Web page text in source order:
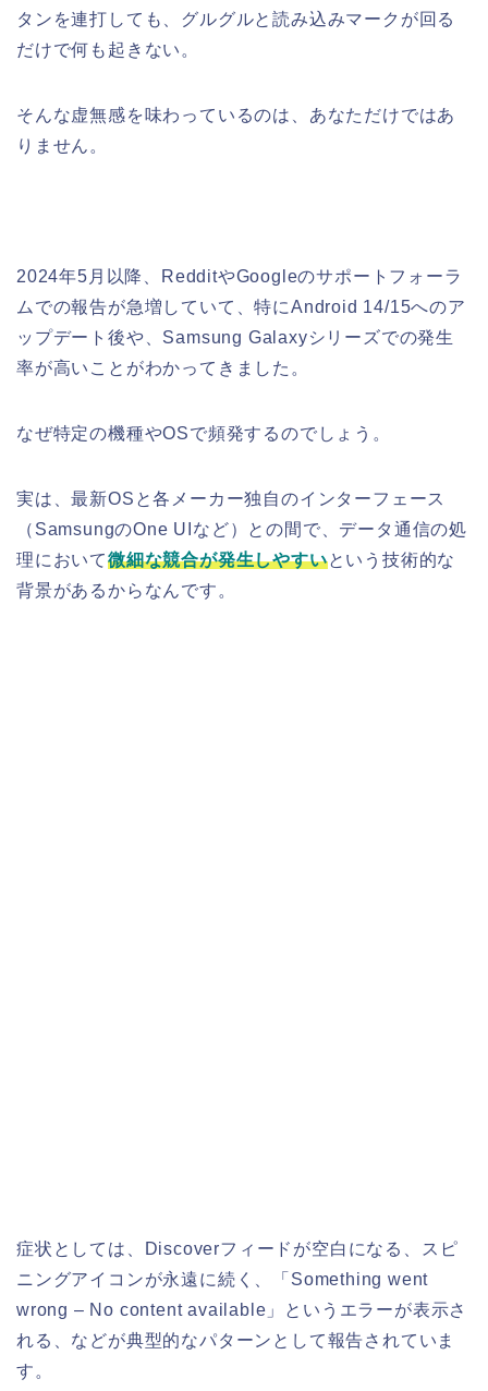
タンを連打しても、グルグルと読み込みマークが回る
だけで何も起きない。
そんな虚無感を味わっているのは、あなただけではあ
りません。
2024年5月以降、RedditやGoogleのサポートフォーラ
ムでの報告が急増していて、特にAndroid 14/15へのア
ップデート後や、Samsung Galaxyシリーズでの発生
率が高いことがわかってきました。
なぜ特定の機種やOSで頻発するのでしょう。
実は、最新OSと各メーカー独自のインターフェース
（SamsungのOne UIなど）との間で、データ通信の処
理において微細な競合が発生しやすいという技術的な
背景があるからなんです。
症状としては、Discoverフィードが空白になる、スピ
ニングアイコンが永遠に続く、「Something went
wrong – No content available」というエラーが表示さ
れる、などが典型的なパターンとして報告されていま
す。